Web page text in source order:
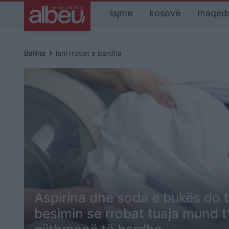
lajme kosovë
Ballina keyboard_arrow_right lani rrobat e bardha
Aspirina dhe soda e bukës do
besimin se rrobat tuaja mund